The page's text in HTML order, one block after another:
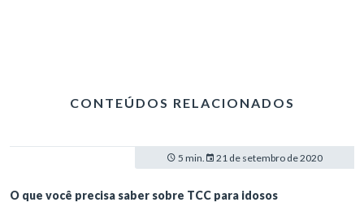
CONTEÚDOS RELACIONADOS
5 min. 21 de setembro de 2020
O que você precisa saber sobre TCC para idosos